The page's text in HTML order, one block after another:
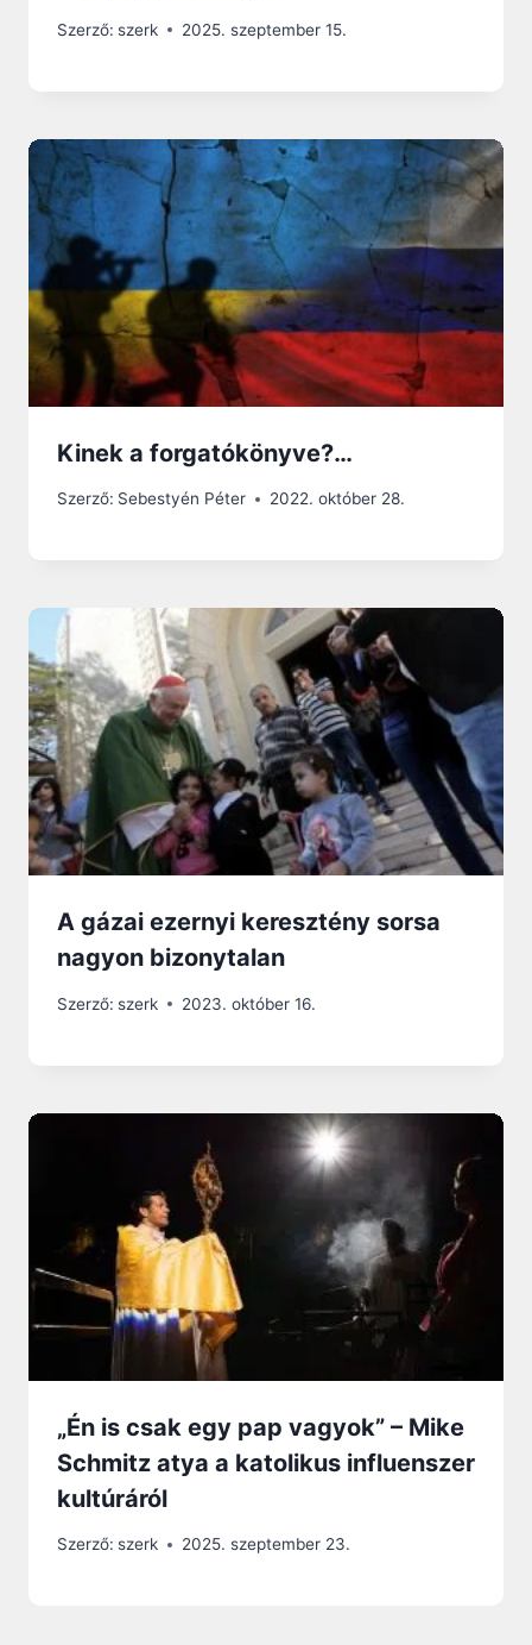
Szerző: szerk 2025. szeptember 15.
Kinek a forgatókönyve?…
Szerző: Sebestyén Péter 2022. október 28.
A gázai ezernyi keresztény sorsa
nagyon bizonytalan
Szerző: szerk 2023. október 16.
„Én is csak egy pap vagyok” – Mike
Schmitz atya a katolikus influenszer
kultúráról
Szerző: szerk 2025. szeptember 23.